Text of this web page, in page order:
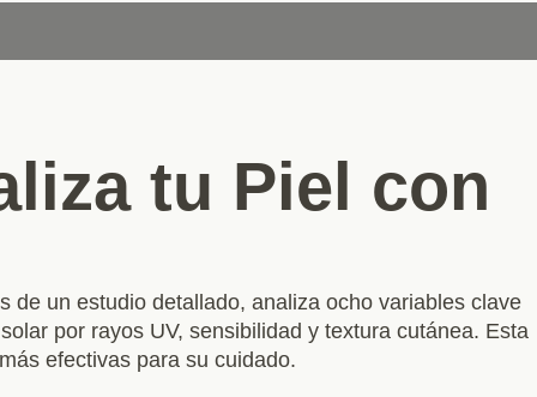
tu Piel con
de un estudio detallado, analiza ocho variables clave
por rayos UV, sensibilidad y textura cutánea. Esta
efectivas para su cuidado.